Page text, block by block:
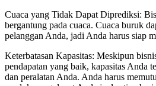
Cuaca yang Tidak Dapat Diprediksi:
bergantung pada cuaca. Cuaca buruk
pelanggan Anda, jadi Anda harus siap
Keterbatasan Kapasitas: Meskipun
pendapatan yang baik, kapasitas Anda
dan peralatan Anda. Anda harus